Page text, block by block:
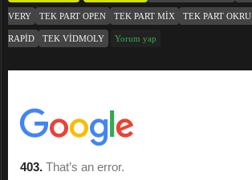
VERY TEK PART OPEN TEK PART MIX TEK PART OKRU
RAPID TEK VIDMOLY Yorum yap